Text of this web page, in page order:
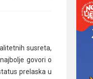
susreta,
govori o
prelaska u